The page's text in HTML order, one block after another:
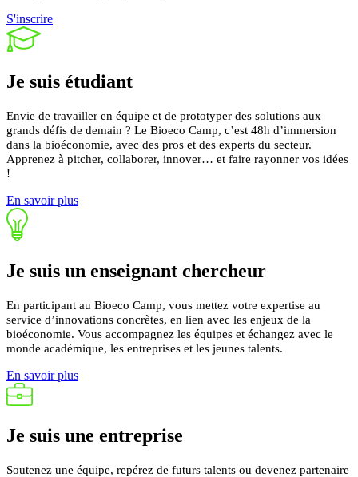
S'inscrire
Je suis étudiant
Envie de travailler en équipe et de prototyper des solutions aux
grands défis de demain ? Le Bioeco Camp, c’est 48h d’immersion
dans la bioéconomie, avec des pros et des experts du secteur.
Apprenez à pitcher, collaborer, innover… et faire rayonner vos idées
!
En savoir plus
Je suis un enseignant chercheur
En participant au Bioeco Camp, vous mettez votre expertise au
service d’innovations concrètes, en lien avec les enjeux de la
bioéconomie. Vous accompagnez les équipes et échangez avec le
monde académique, les entreprises et les jeunes talents.
En savoir plus
Je suis une entreprise
Soutenez une équipe, repérez de futurs talents ou devenez partenaire